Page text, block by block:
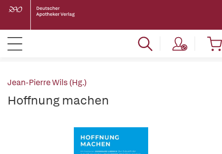
Jean-Pierre Wils (Hg.)
Hoffnung machen